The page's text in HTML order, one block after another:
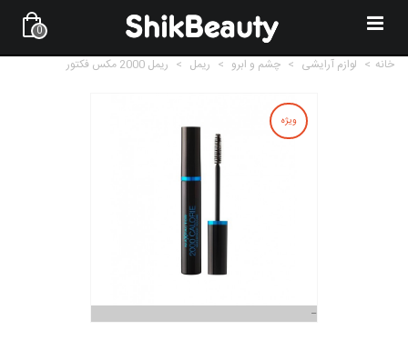
0
خانه > لوازم آرایشی > چشم و ابرو > ریمل > ریمل 2000 مکس فکتور
ویژه